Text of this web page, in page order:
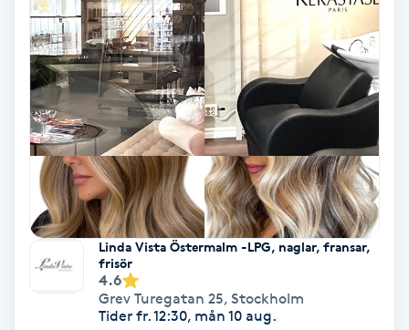
Gravidmassage
Gravidyoga
Gruppträning
Gua Sha-massage
Hatha Yoga
Headspa
Linda Vista Östermalm -LPG, naglar, fransar,
frisör
4.6
Grev Turegatan 25, Stockholm
Tider fr. 12:30, mån 10 aug.